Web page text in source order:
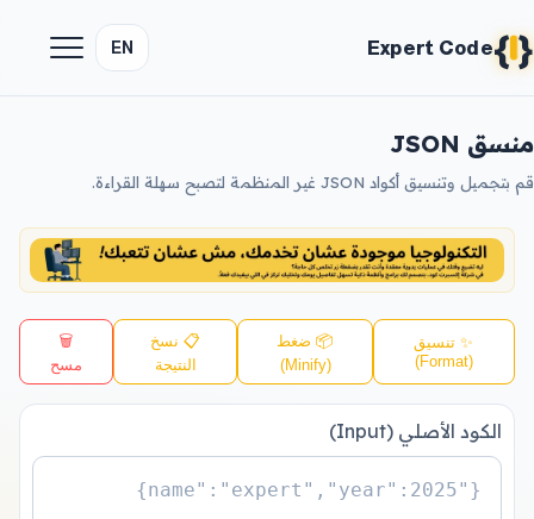
{}
Expert Code
EN
منسق JSON
قم بتجميل وتنسيق أكواد JSON غير المنظمة لتصبح سهلة القراءة.
✨ تنسيق
(Format)
📦 ضغط
(Minify)
📋 نسخ
النتيجة
🗑️
مسح
الكود الأصلي (Input)